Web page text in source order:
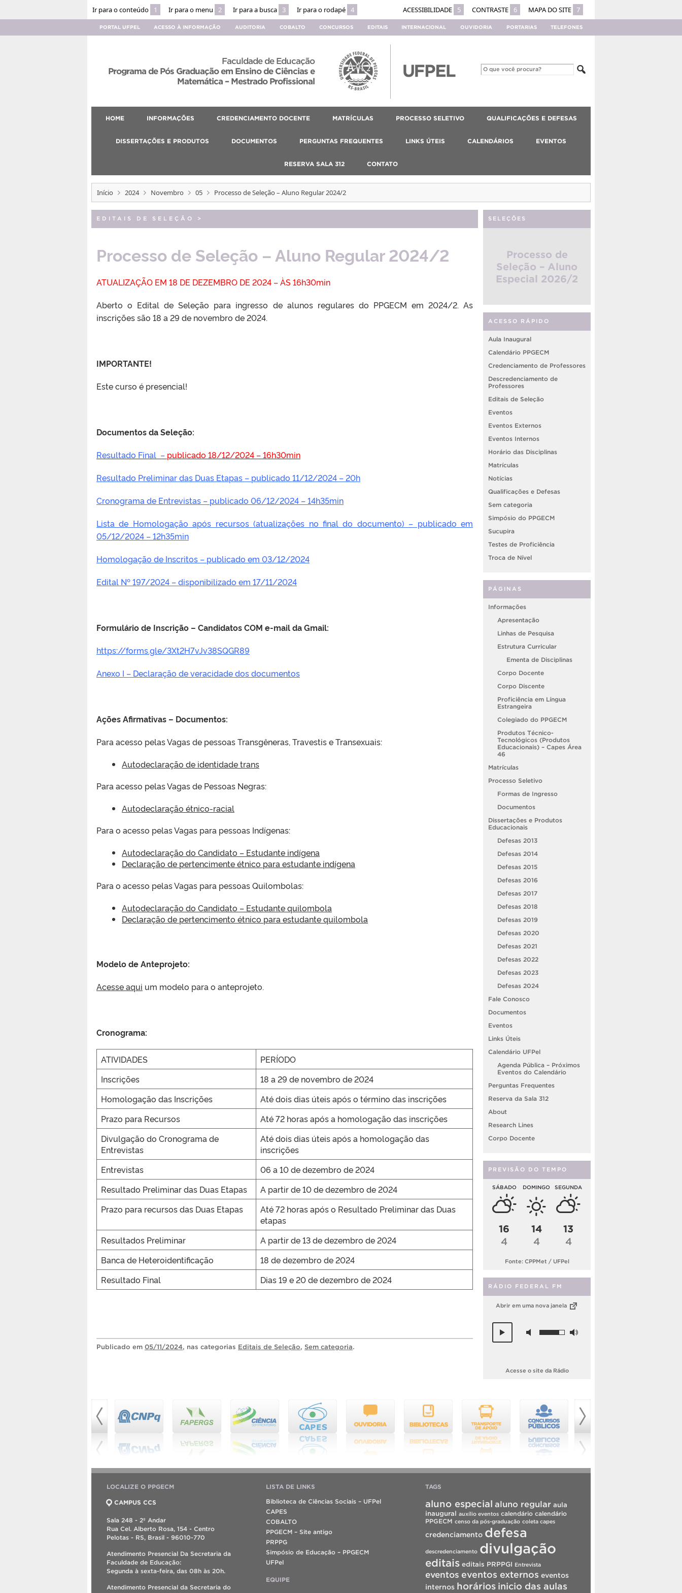
Ir para o conteúdo 1 Ir para o menu 2 Ir para a busca 3 Ir para o rodapé 4 ACESSIBILIDADE 5 CONTRASTE 6 MAPA DO SITE 7
PORTAL UFPEL ACESSO À INFORMAÇÃO AUDITORIA COBALTO CONCURSOS EDITAIS INTERNACIONAL OUVIDORIA PORTARIAS TELEFONES
Faculdade de Educação
Programa de Pós Graduação em Ensino de Ciências e
Matemática – Mestrado Profissional
HOME INFORMAÇÕES CREDENCIAMENTO DOCENTE MATRÍCULAS PROCESSO SELETIVO QUALIFICAÇÕES E DEFESAS
DISSERTAÇÕES E PRODUTOS DOCUMENTOS PERGUNTAS FREQUENTES LINKS ÚTEIS CALENDÁRIOS EVENTOS
RESERVA SALA 312 CONTATO
Início 2024 Novembro 05 Processo de Seleção – Aluno Regular 2024/2
EDITAIS DE SELEÇÃO >
Processo de Seleção – Aluno Regular 2024/2
ATUALIZAÇÃO EM 18 DE DEZEMBRO DE 2024 – ÀS 16h30min
Aberto o Edital de Seleção para ingresso de alunos regulares do PPGECM em 2024/2. As
inscrições são 18 a 29 de novembro de 2024.
IMPORTANTE!
Este curso é presencial!
Documentos da Seleção:
Resultado Final – publicado 18/12/2024 –16h30min
Resultado Preliminar das Duas Etapas – publicado 11/12/2024 – 20h
Cronograma de Entrevistas – publicado 06/12/2024 – 14h35min
Lista de Homologação após recursos (atualizações no final do documento) – publicado em
05/12/2024 – 12h35min
Homologação de Inscritos – publicado em 03/12/2024
Edital Nº 197/2024 – disponibilizado em 17/11/2024
Formulário de Inscrição – Candidatos COM e-mail da Gmail:
https://forms.gle/3Xt2H7vJv38SQGR89
Anexo I – Declaração de veracidade dos documentos
Ações Afirmativas – Documentos:
Para acesso pelas Vagas de pessoas Transgêneras, Travestis e Transexuais:
Autodeclaração de identidade trans
Para acesso pelas Vagas de Pessoas Negras:
Autodeclaração étnico-racial
Para o acesso pelas Vagas para pessoas Indígenas:
Autodeclaração do Candidato – Estudante indígena
Declaração de pertencimente étnico para estudante indígena
Para o acesso pelas Vagas para pessoas Quilombolas:
Autodeclaração do Candidato – Estudante quilombola
Declaração de pertencimento étnico para estudante quilombola
Modelo de Anteprojeto:
Acesse aqui um modelo para o anteprojeto.
Cronograma:
ATIVIDADES
PERÍODO
Inscrições
18 a 29 de novembro de 2024
Homologação das Inscrições
Até dois dias úteis após o término das inscrições
Prazo para Recursos
Até 72 horas após a homologação das inscrições
Divulgação do Cronograma de
Entrevistas
Até dois dias úteis após a homologação das
inscrições
Entrevistas
06 a 10 de dezembro de 2024
Resultado Preliminar das Duas Etapas
A partir de 10 de dezembro de 2024
Prazo para recursos das Duas Etapas
Até 72 horas após o Resultado Preliminar das Duas
etapas
Resultados Preliminar
A partir de 13 de dezembro de 2024
Banca de Heteroidentificação
18 de dezembro de 2024
Resultado Final
Dias 19 e 20 de dezembro de 2024
Publicado em 05/11/2024, nas categorias Editais de Seleção, Sem categoria.
SELEÇÕES
Processo de
Seleção – Aluno
Especial 2026/2
ACESSO RÁPIDO
Aula Inaugural
Calendário PPGECM
Credenciamento de Professores
Descredenciamento de
Professores
Editais de Seleção
Eventos
Eventos Externos
Eventos Internos
Horário das Disciplinas
Matrículas
Notícias
Qualificações e Defesas
Sem categoria
Simpósio do PPGECM
Sucupira
Testes de Proficiência
Troca de Nível
PÁGINAS
Informações
Apresentação
Linhas de Pesquisa
Estrutura Curricular
Ementa de Disciplinas
Corpo Docente
Corpo Discente
Proficiência em Língua
Estrangeira
Colegiado do PPGECM
Produtos Técnico-
Tecnológicos (Produtos
Educacionais) – Capes Área
46
Matrículas
Processo Seletivo
Formas de Ingresso
Documentos
Dissertações e Produtos
Educacionais
Defesas 2013
Defesas 2014
Defesas 2015
Defesas 2016
Defesas 2017
Defesas 2018
Defesas 2019
Defesas 2020
Defesas 2021
Defesas 2022
Defesas 2023
Defesas 2024
Fale Conosco
Documentos
Eventos
Links Úteis
Calendário UFPel
Agenda Pública – Próximos
Eventos do Calendário
Perguntas Frequentes
Reserva da Sala 312
About
Research Lines
Corpo Docente
PREVISÃO DO TEMPO
SÁBADO
16
4
DOMINGO
14
4
SEGUNDA
13
4
Fonte: CPPMet / UFPel
RÁDIO FEDERAL FM
Abrir em uma nova janela
Acesse o site da Rádio
LOCALIZE O PPGECM
CAMPUS CCS
Sala 248 - 2º Andar
Rua Cel. Alberto Rosa, 154 - Centro
Pelotas - RS, Brasil - 96010-770
Atendimento Presencial Da Secretaria da
Faculdade de Educação:
Segunda à sexta-feira, das 08h às 20h.
Atendimento Presencial da Secretaria do
LISTA DE LINKS
Biblioteca de Ciências Sociais – UFPel
CAPES
COBALTO
PPGECM – Site antigo
PRPPG
Simpósio de Educação – PPGECM
UFPel
EQUIPE
TAGS
aluno especial aluno regular aula
inaugural auxílio eventos calendário calendário
PPGECM censo da pós-graduação coleta capes
credenciamento defesa
descredenciamento divulgação
editais editais PRPPGI Entrevista
eventos eventos externos eventos
internos horários inicio das aulas